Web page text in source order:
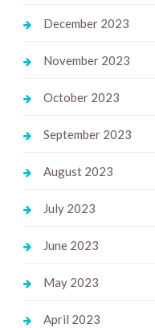
December 2023
November 2023
October 2023
September 2023
August 2023
July 2023
June 2023
May 2023
April 2023